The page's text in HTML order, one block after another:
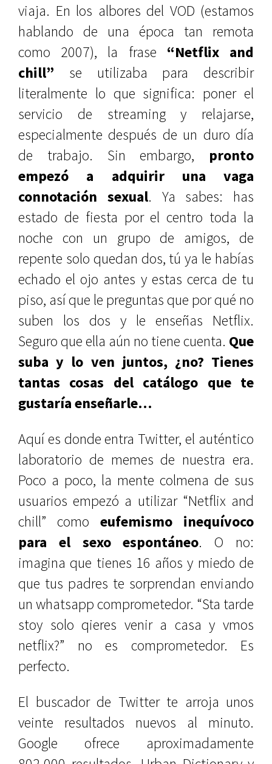
viaja. En los albores del VOD (estamos
hablando de una época tan remota
como 2007), la frase “Netflix and
chill” se utilizaba para describir
literalmente lo que significa: poner el
servicio de streaming y relajarse,
especialmente después de un duro día
de trabajo. Sin embargo, pronto
empezó a adquirir una vaga
connotación sexual. Ya sabes: has
estado de fiesta por el centro toda la
noche con un grupo de amigos, de
repente solo quedan dos, tú ya le habías
echado el ojo antes y estas cerca de tu
piso, así que le preguntas que por qué no
suben los dos y le enseñas Netflix.
Seguro que ella aún no tiene cuenta. Que
suba y lo ven juntos, ¿no? Tienes
tantas cosas del catálogo que te
gustaría enseñarle…
Aquí es donde entra Twitter, el auténtico
laboratorio de memes de nuestra era.
Poco a poco, la mente colmena de sus
usuarios empezó a utilizar “Netflix and
chill” como eufemismo inequívoco
para el sexo espontáneo. O no:
imagina que tienes 16 años y miedo de
que tus padres te sorprendan enviando
un whatsapp comprometedor. “Sta tarde
stoy solo qieres venir a casa y vmos
netflix?” no es comprometedor. Es
perfecto.
El buscador de Twitter te arroja unos
veinte resultados nuevos al minuto.
Google ofrece aproximadamente